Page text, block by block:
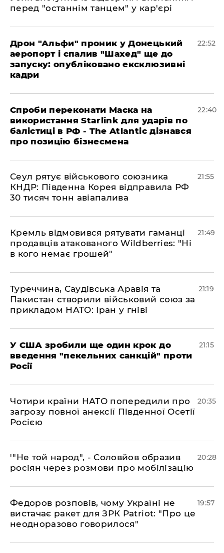
перед "останнім танцем" у кар'єрі
​Дрон "Альфи" проник у Донецький
аеропорт і спалив "Шахед" ще до
запуску: опубліковано ексклюзивні
кадри
22:52
​Спроби переконати Маска на
використання Starlink для ударів по
балістиці в РФ - The Atlantic дізнався
про позицію бізнесмена
22:40
​Сеул рятує військового союзника
КНДР: Південна Корея відправила РФ
30 тисяч тонн авіапалива
21:55
​Кремль відмовився рятувати гаманці
продавців атакованого Wildberries: "Ні
в кого немає грошей"
21:49
​Туреччина, Саудівська Аравія та
Пакистан створили військовий союз за
прикладом НАТО: Іран у гніві
21:19
​У США зробили ще один крок до
введення "пекельних санкцій" проти
Росії
21:15
​Чотири країни НАТО попередили про
загрозу повної анексії Південної Осетії
Росією
20:35
​'"Не той народ", - Соловйов образив
росіян через розмови про мобілізацію
20:28
​Федоров розповів, чому Україні не
вистачає ракет для ЗРК Patriot: "Про це
неодноразово говорилося"
19:57